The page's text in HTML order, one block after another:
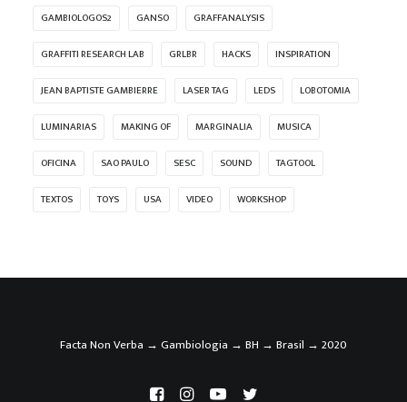
GAMBIOLOGOS2 GANSO GRAFFANALYSIS
GRAFFITI RESEARCH LAB GRLBR HACKS INSPIRATION
JEAN BAPTISTE GAMBIERRE LASER TAG LEDS LOBOTOMIA
LUMINARIAS MAKING OF MARGINALIA MUSICA
OFICINA SAO PAULO SESC SOUND TAGTOOL
TEXTOS TOYS USA VIDEO WORKSHOP
Facta Non Verba → Gambiologia → BH → Brasil → 2020